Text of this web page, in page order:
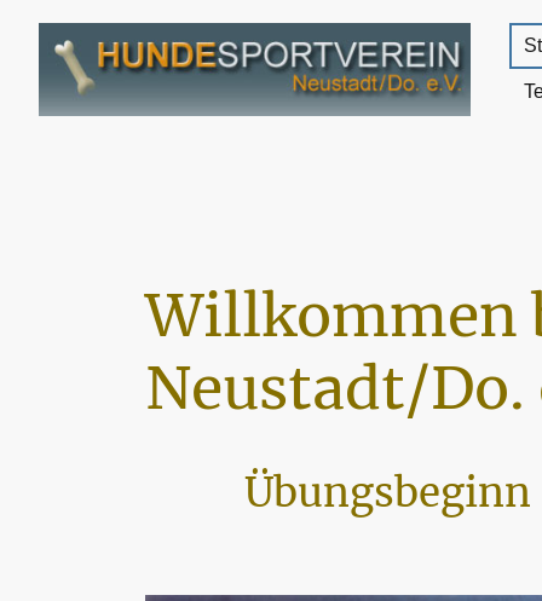
Willkommen
Neustadt/Do.
Übungsbeginn